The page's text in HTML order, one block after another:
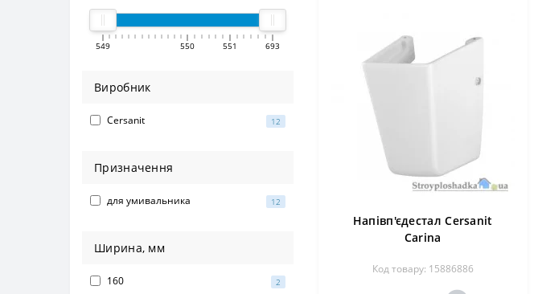
549 550 551 693
Виробник
Cersanit 12
Призначення
для умивальника 12
Ширина, мм
160 2
Напівп'єдестал Cersanit
Carina
Код товару: 15886886